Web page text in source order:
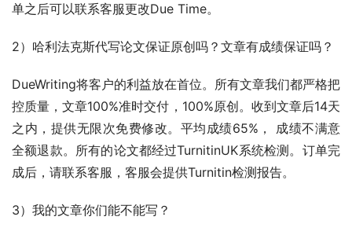
单之后可以联系客服更改Due Time。
2）哈利法克斯代写论文保证原创吗？文章有成绩保证吗？
DueWriting将客户的利益放在首位。所有文章我们都严格把
控质量，文章100%准时交付，100%原创。收到文章后14天
之内，提供无限次免费修改。平均成绩65%， 成绩不满意
全额退款。所有的论文都经过TurnitinUK系统检测。订单完
成后，请联系客服，客服会提供Turnitin检测报告。
3）我的文章你们能不能写？